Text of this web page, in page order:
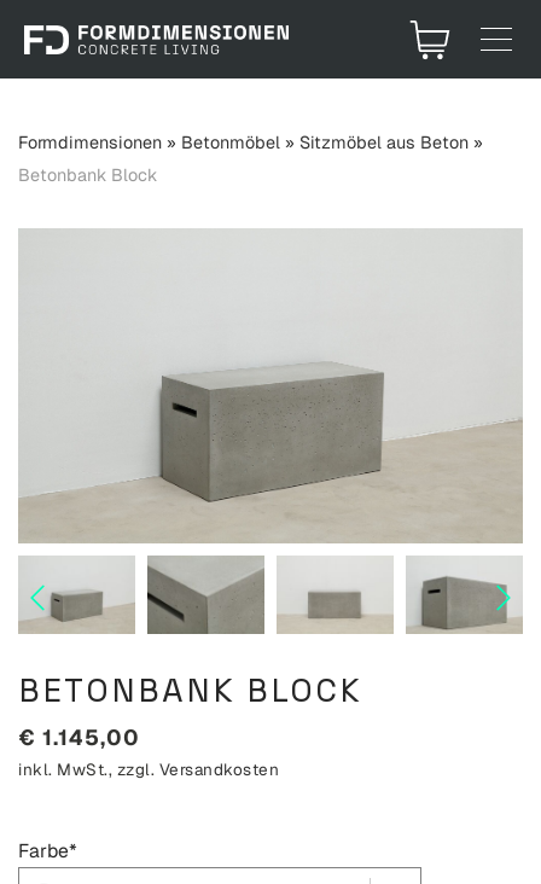
Formdimensionen » Betonmöbel » Sitzmöbel aus Beton »
Betonbank Block
BETONBANK BLOCK
€ 1.145,00
inkl. MwSt., zzgl. Versandkosten
Farbe*